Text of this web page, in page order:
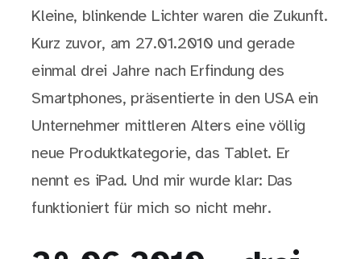
Kleine, blinkende Lichter waren die Zukunft.
Kurz zuvor, am 27.01.2010 und gerade
einmal drei Jahre nach Erfindung des
Smartphones, präsentierte in den USA ein
Unternehmer mittleren Alters eine völlig
neue Produktkategorie, das Tablet. Er
nennt es iPad. Und mir wurde klar: Das
funktioniert für mich so nicht mehr.